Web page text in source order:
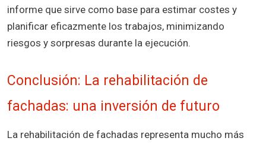
informe que sirve como base para estimar costes y
planificar eficazmente los trabajos, minimizando
riesgos y sorpresas durante la ejecución.
Conclusión: La rehabilitación de
fachadas: una inversión de futuro
La rehabilitación de fachadas representa mucho más